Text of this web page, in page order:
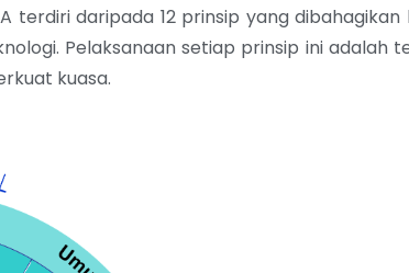
terdiri daripada 12 prinsip yang dibahagikan
Pelaksanaan setiap prinsip ini adalah
kuasa.